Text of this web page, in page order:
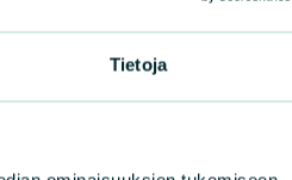
Tietoja